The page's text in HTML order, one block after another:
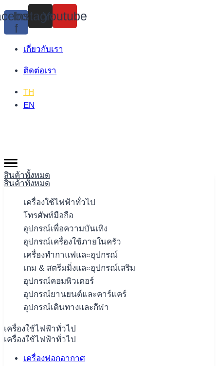
Skip
to
content
f
Instagram
Youtube
เกี่ยวกับเรา
ติดต่อเรา
TH
EN
สินค้าทั้งหมด
สินค้าทั้งหมด
เครื่องใช้ไฟฟ้าทั่วไป
โทรศัพท์มือถือ
อุปกรณ์เพื่อความบันเทิง
อุปกรณ์เครื่องใช้ภายในครัว
เครื่องทำกาแฟและอุปกรณ์
เกม & สตรีมมิ่งและอุปกรณ์เสริม
อุปกรณ์คอมพิวเตอร์
อุปกรณ์ยานยนต์และคาร์แคร์
อุปกรณ์เดินทางและกีฬา
เครื่องใช้ไฟฟ้าทั่วไป
เครื่องใช้ไฟฟ้าทั่วไป
เครื่องฟอกอากาศ